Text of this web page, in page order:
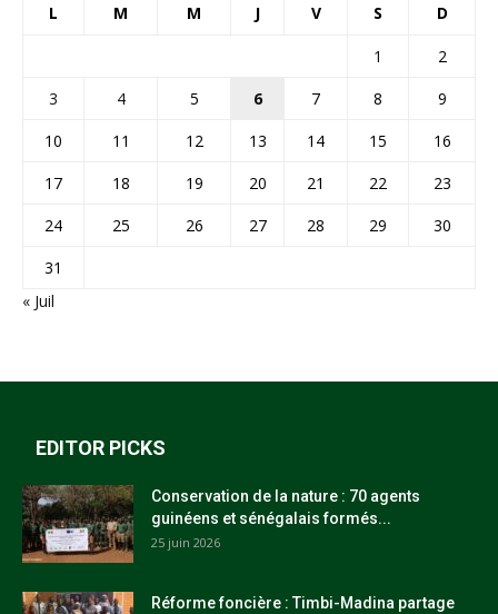
L M M J V S D
1
2
3
4 5 6 7 8
9
10
11 12 13 14 15
16
17
18 19 20 21 22
23
24
25 26 27 28 29
30
31
« Juil
EDITOR PICKS
Conservation de la nature : 70 agents
guinéens et sénégalais formés...
25 juin 2026
Réforme foncière : Timbi-Madina partage